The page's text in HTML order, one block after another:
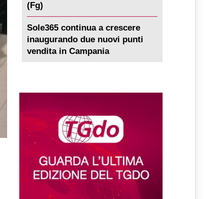
(Fg)
Sole365 continua a crescere
inaugurando due nuovi punti
vendita in Campania